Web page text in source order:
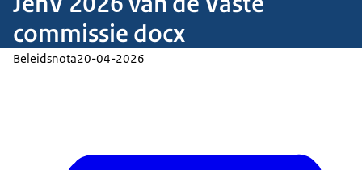
commissie docx
Beleidsnota20-04-2026